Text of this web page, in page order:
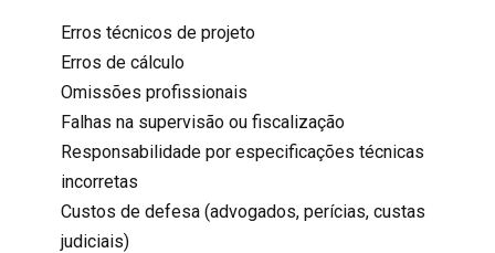
Erros técnicos de projeto
Erros de cálculo
Omissões profissionais
Falhas na supervisão ou fiscalização
Responsabilidade por especificações técnicas
incorretas
Custos de defesa (advogados, perícias, custas
judiciais)